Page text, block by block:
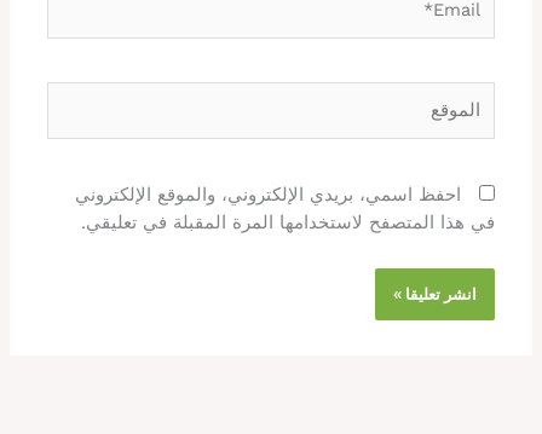
احفظ اسمي، بريدي الإلكتروني، والموقع الإلكتروني
في هذا المتصفح لاستخدامها المرة المقبلة في تعليقي.